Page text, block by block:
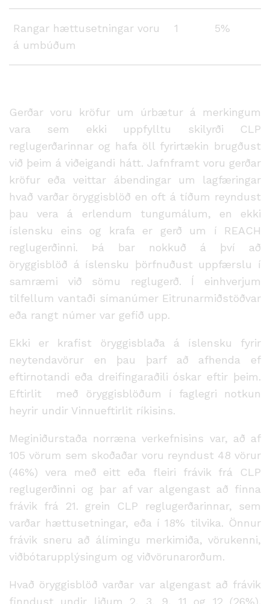
Rangar hættusetningar voru
á umbúðum
1 5%
Gerðar voru kröfur um úrbætur á merkingum
vara sem ekki uppfylltu skilyrði CLP
reglugerðarinnar og hafa öll fyrirtækin brugðust
við þeim á viðeigandi hátt. Jafnframt voru gerðar
kröfur eða veittar ábendingar um lagfæringar
hvað varðar öryggisblöð en oft á tíðum reyndust
þau vera á erlendum tungumálum, en ekki
íslensku eins og krafa er gerð um í REACH
reglugerðinni. Þá bar nokkuð á því að
öryggisblöð á íslensku þörfnuðust uppfærslu í
samræmi við sömu reglugerð. Í einhverjum
tilfellum vantaði símanúmer Eitrunarmiðstöðvar
eða rangt númer var gefið upp.
Ekki er krafist öryggisblaða á íslensku fyrir
neytendavörur en þau þarf að afhenda ef
eftirnotandi eða dreifingaraðili óskar eftir þeim.
Eftirlit með öryggisblöðum í faglegri notkun
heyrir undir Vinnueftirlit ríkisins.
Meginiðurstaða norræna verkefnisins var, að af
105 vörum sem skoðaðar voru reyndust 48 vörur
(46%) vera með eitt eða fleiri frávik frá CLP
reglugerðinni og þar af var algengast að finna
frávik frá 21. grein CLP reglugerðarinnar, sem
varðar hættusetningar, eða í 18% tilvika. Önnur
frávik sneru að álímingu merkimiða, vörukenni,
viðbótarupplýsingum og viðvörunarorðum.
Hvað öryggisblöð varðar var algengast að frávik
finndust undir liðum 2, 3, 9, 11 og 12 (26%).